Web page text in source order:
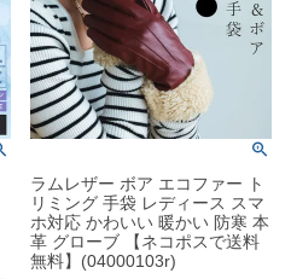
ラムレザー ボア エコファー ト
リミング 手袋 レディース スマ
ホ対応 かわいい 暖かい 防寒 本
革 グローブ 【ネコポスで送料
無料】(04000103r)